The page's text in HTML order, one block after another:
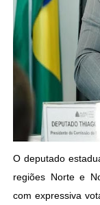
O deputado
regiões Norte e
com expressiva